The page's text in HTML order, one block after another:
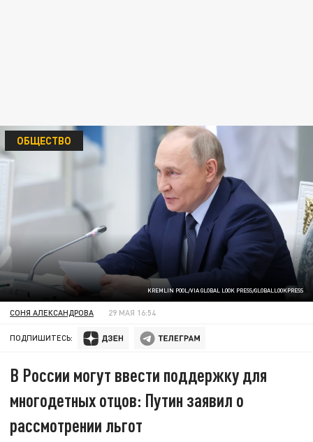
KREMLIN POOL/VIA GLOBAL LOOK PRESS/GLOBALLOOKPRESS
ОБЩЕСТВО
СОНЯ АЛЕКСАНДРОВА 29 МАЯ 16:54
ПОДПИШИТЕСЬ:
В России могут ввести поддержку для
многодетных отцов: Путин заявил о
рассмотрении льгот